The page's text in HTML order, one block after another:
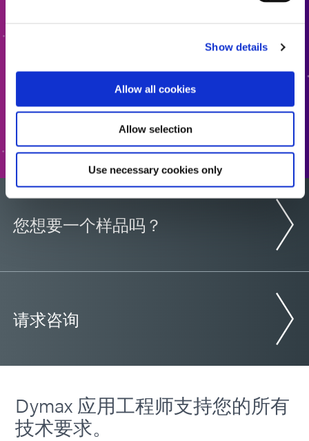
Show details
Allow all cookies
Allow selection
Use necessary cookies only
转至表格
您想要一个样品吗？
请求咨询
Dymax 应用工程师支持您的所有
技术要求。